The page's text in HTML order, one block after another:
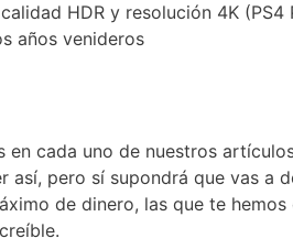
HDR y resolución 4K (PS4
años venideros
en cada uno de nuestros
así, pero sí supondrá que vas a
de dinero, las que te